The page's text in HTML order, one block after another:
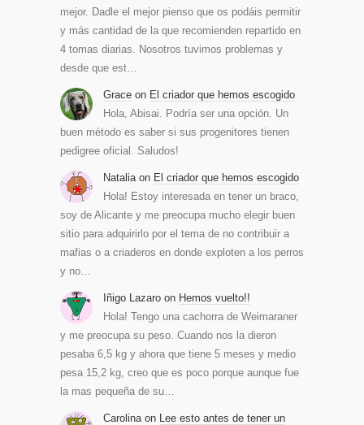
mejor. Dadle el mejor pienso que os podáis permitir
y más cantidad de la que recomienden repartido en
4 tomas diarias. Nosotros tuvimos problemas y
desde que est…
Grace on El criador que hemos escogido
Hola, Abisai. Podría ser una opción. Un
buen método es saber si sus progenitores tienen
pedigree oficial. Saludos!
Natalia on El criador que hemos escogido
Hola! Estoy interesada en tener un braco,
soy de Alicante y me preocupa mucho elegir buen
sitio para adquirirlo por el tema de no contribuir a
mafias o a criaderos en donde exploten a los perros
y no…
Iñigo Lazaro on Hemos vuelto!!
Hola! Tengo una cachorra de Weimaraner
y me preocupa su peso. Cuando nos la dieron
pesaba 6,5 kg y ahora que tiene 5 meses y medio
pesa 15,2 kg, creo que es poco porque aunque fue
la mas pequeña de su…
Carolina on
Lee esto antes de tener un